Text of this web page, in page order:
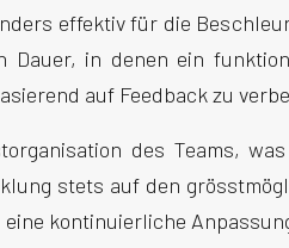
effektiv für die
Dauer, in denen ein
auf Feedback zu
des Teams,
stets auf den
kontinuierliche